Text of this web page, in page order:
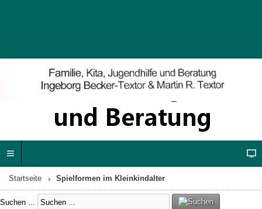
Startseite Spielformen im Kleinkindalter
Suchen ...